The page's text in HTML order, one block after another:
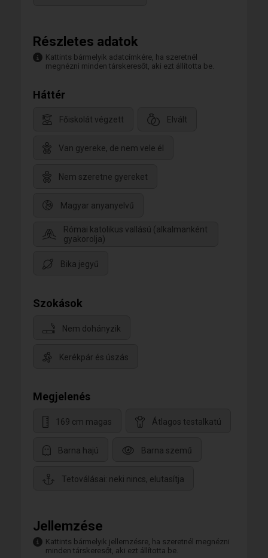
Részletes adatok
Kattints bármelyik adatcímkére, ha szeretnél
megnézni minden társkeresőt, aki ezt állította be.
Háttér
Főiskolát végzett Elvált
Van gyereke, de nem vele él
Nem szeretne gyereket
Magyar anyanyelvű
Római katolikus vallású (alkalmanként
gyakorolja)
Bika jegyű
Szokások
Nem dohányzik
Kerékpár és úszás
Megjelenés
169 cm magas Átlagos testalkatú
Barna hajú Barna szemű
Tetoválásai: neki nincs, elutasítja
Jellemzése
Kattints bármelyik jellemzésre, ha szeretnél megnézni
minden társkeresőt, aki ezt állította be.